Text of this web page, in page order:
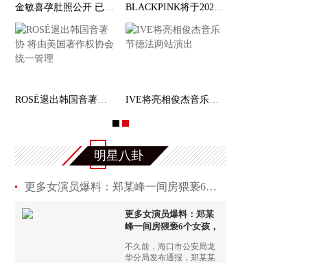
金敏喜孕肚照公开 已经怀孕7个月 BLACKPINK将于2025年完整体回归 举办巡回演唱会
ROSÉ退出韩国音著协 将由美国著作权协会统一管 IVE将亮相俊杰音乐节德法两站演出
明星八卦
更多女演员爆料：郑某峰一间房猥亵6个女孩，炫耀自
更多女演员爆料：郑某
峰一间房猥亵6个女孩，
不久前，海口市公安局龙
华分局发布通报，郑某某